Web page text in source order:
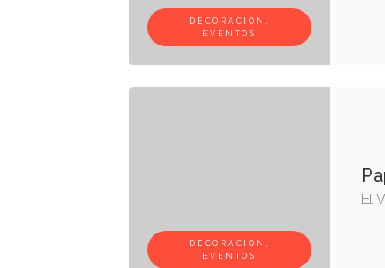
DECORACIÓN,
EVENTOS
DECORACIÓN,
EVENTOS
El